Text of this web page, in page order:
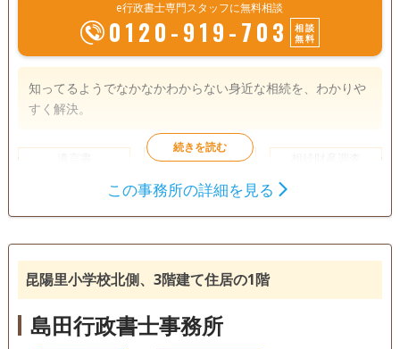
e行政書士専門スタッフに無料相談
0120-919-703
相談
無料
知ってるようでなかなかわからない身近な相続を、わかりや
すく解決。
遺産分割
銀行手続き
相続人調査
この事務所の詳細を見る
昆陽里小学校北側、3階建て住居の1階
島田行政書士事務所